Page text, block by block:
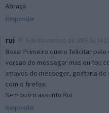
Abraço
Responder
rui
Boas! Primeiro quero felicitar
versao do messeger mas eu tou
atraves do messeger, gostaria
com o firefox.
Sem outro assunto Rui
Responder